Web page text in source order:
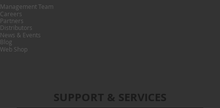
Management Team
Careers
Partners
Distributors
News & Events
Blog
Web Shop
SUPPORT & SERVICES